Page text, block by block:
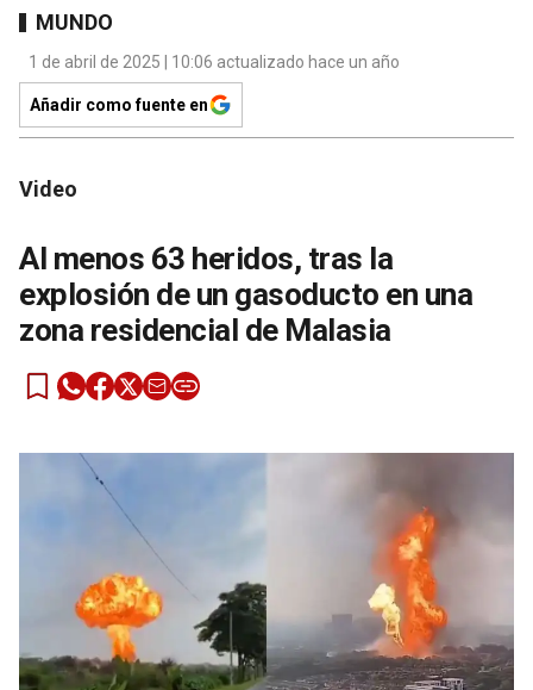
MUNDO
1 de abril de 2025 | 10:06 actualizado hace un año
Añadir como fuente en
Video
Al menos 63 heridos, tras la
explosión de un gasoducto en una
zona residencial de Malasia